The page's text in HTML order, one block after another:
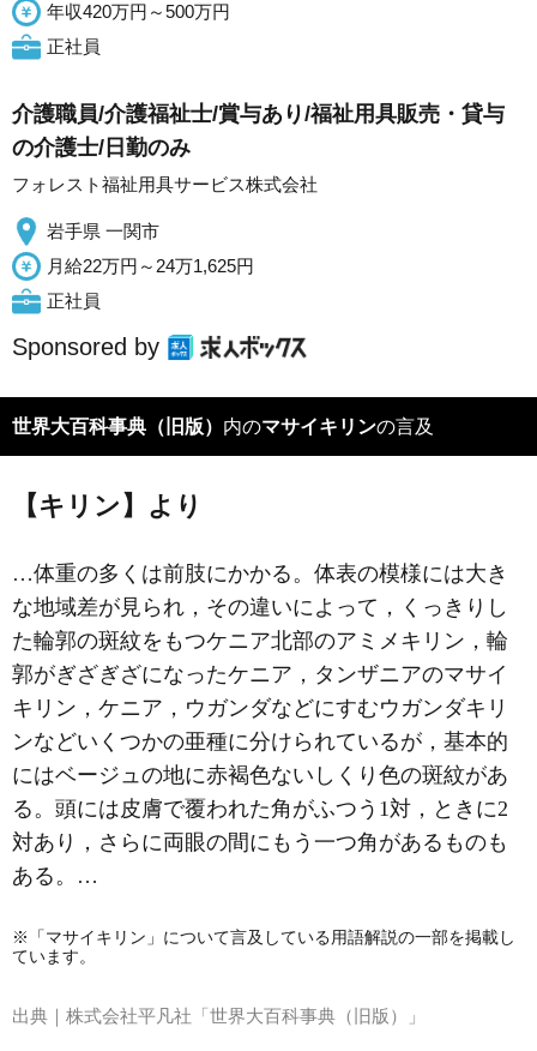
年収420万円～500万円
正社員
介護職員/介護福祉士/賞与あり/福祉用具販売・貸与
の介護士/日勤のみ
フォレスト福祉用具サービス株式会社
岩手県 一関市
月給22万円～24万1,625円
正社員
Sponsored by
世界大百科事典（旧版） 内のマサイキリンの言及
【キリン】より
…体重の多くは前肢にかかる。体表の模様には大き
な地域差が見られ，その違いによって，くっきりし
た輪郭の斑紋をもつケニア北部のアミメキリン，輪
郭がぎざぎざになったケニア，タンザニアのマサイ
キリン，ケニア，ウガンダなどにすむウガンダキリ
ンなどいくつかの亜種に分けられているが，基本的
にはベージュの地に赤褐色ないしくり色の斑紋があ
る。頭には皮膚で覆われた角がふつう1対，ときに2
対あり，さらに両眼の間にもう一つ角があるものも
ある。…
※「マサイキリン」について言及している用語解説の一部を掲載し
ています。
出典｜ 株式会社平凡社「世界大百科事典（旧版）」